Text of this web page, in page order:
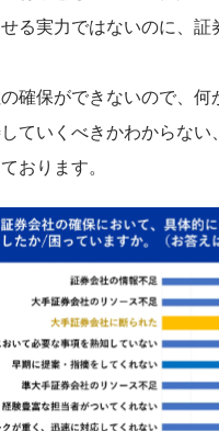
る実力ではないのに、
確保ができないので、
ていくべきかわからな
おります。